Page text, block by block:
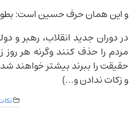
و این همان حرف حسین است:
در دوران جدید انقلاب، رهبر و
مردم را حذف کنند وگرنه هر
حقیقت را ببرند بیشتر خواهند
و زکات ندادن و...)